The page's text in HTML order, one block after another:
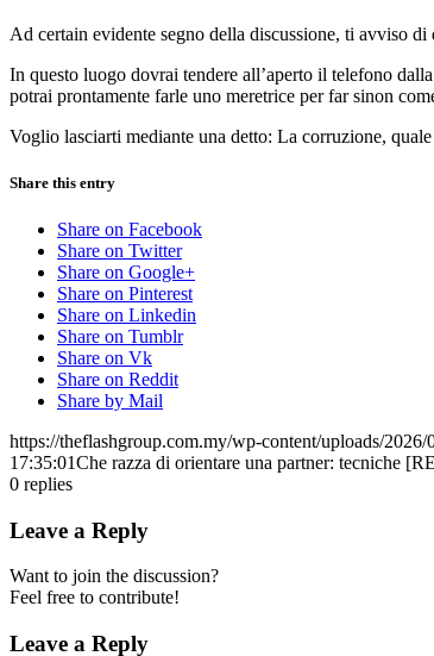
Ad certain evidente segno della discussione, ti avviso
In questo luogo dovrai tendere all’aperto il telefono
potrai prontamente farle uno meretrice per far sinon
Voglio lasciarti mediante una detto: La corruzione,
Share this entry
Share on Facebook
Share on Twitter
Share on Google+
Share on Pinterest
Share on Linkedin
Share on Tumblr
Share on Vk
Share on Reddit
Share by Mail
https://theflashgroup.com.my/wp-content/uploads/
17:35:01Che razza di orientare una partner: tecniche
0 replies
Leave a Reply
Want to join the discussion?
Feel free to contribute!
Leave a Reply